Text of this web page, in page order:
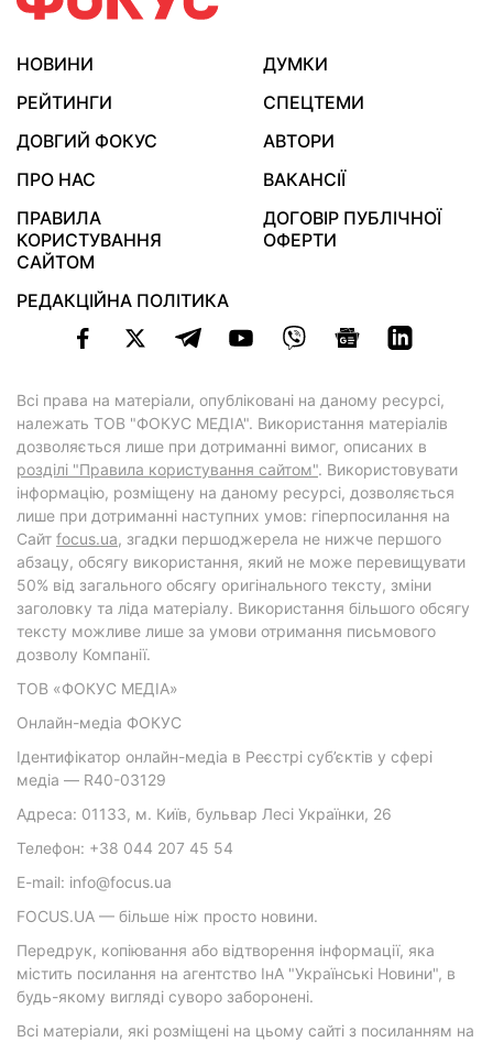
НОВИНИ
ДУМКИ
РЕЙТИНГИ
СПЕЦТЕМИ
ДОВГИЙ ФОКУС
АВТОРИ
ПРО НАС
ВАКАНСІЇ
ПРАВИЛА
КОРИСТУВАННЯ
САЙТОМ
ДОГОВІР ПУБЛІЧНОЇ
ОФЕРТИ
РЕДАКЦІЙНА ПОЛІТИКА
Всі права на матеріали, опубліковані на даному ресурсі,
належать ТОВ "ФОКУС МЕДІА". Використання матеріалів
дозволяється лише при дотриманні вимог, описаних в
розділі "Правила користування сайтом". Використовувати
інформацію, розміщену на даному ресурсі, дозволяється
лише при дотриманні наступних умов: гіперпосилання на
Cайт focus.ua, згадки першоджерела не нижче першого
абзацу, обсягу використання, який не може перевищувати
50% від загального обсягу оригінального тексту, зміни
заголовку та ліда матеріалу. Використання більшого обсягу
тексту можливе лише за умови отримання письмового
дозволу Компанії.
ТОВ «ФОКУС МЕДІА»
Онлайн-медіа ФОКУС
Ідентифікатор онлайн-медіа в Реєстрі суб’єктів у сфері
медіа — R40-03129
Адреса: 01133, м. Київ, бульвар Лесі Українки, 26
Телефон: +38 044 207 45 54
E-mail: info@focus.ua
FOCUS.UA — більше ніж просто новини.
Передрук, копіювання або відтворення інформації, яка
містить посилання на агентство ІнА "Українські Новини", в
будь-якому вигляді суворо заборонені.
Всі матеріали, які розміщені на цьому сайті з посиланням на